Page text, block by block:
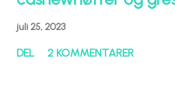
juli 25, 2023
DEL 2 KOMMENTARER